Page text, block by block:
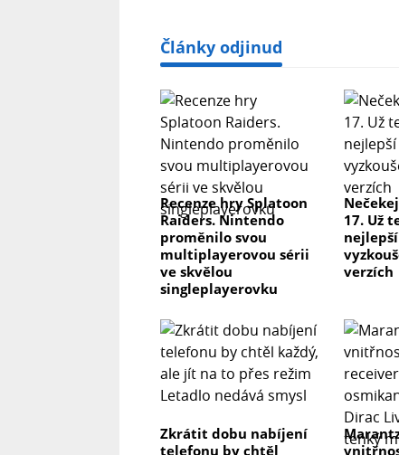
Články odjinud
Recenze hry Splatoon
Raiders. Nintendo
proměnilo svou
multiplayerovou sérii
ve skvělou
singleplayerovku
17. Už
verzích
Zkrátit dobu nabíjení
telefonu by chtěl